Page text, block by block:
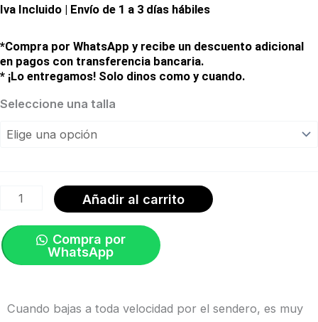
precio
original
era:
$120,00.
precio
actual
es:
Iva Incluido | Envío de 1 a 3 días hábiles
*Compra por WhatsApp y recibe un descuento adicional
en pagos con transferencia bancaria.
* ¡Lo entregamos! Solo dinos como y cuando.
Seleccione una talla
Pantaloneta
Short
Specialized
Añadir al carrito
Compra por
WhatsApp
Cuando bajas a toda velocidad por el sendero, es muy